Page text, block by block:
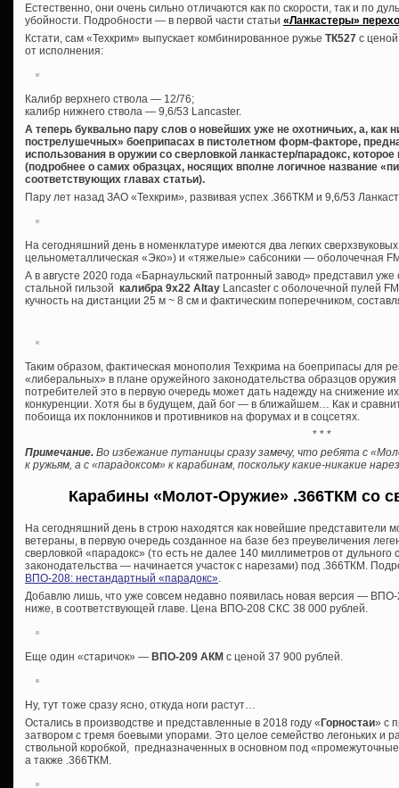
Естественно, они очень сильно отличаются как по скорости, так и по
убойности. Подробности — в первой части статьи «Ланкастеры»
Кстати, сам «Техкрим» выпускает комбинированное ружье ТК527 с
от исполнения:
Калибр верхнего ствола — 12/76;
калибр нижнего ствола — 9,6/53 Lancaster.
А теперь буквально пару слов о новейших уже не охотничьих, а, как
пострелушечных» боеприпасах в пистолетном форм-факторе,
использования в оружии со сверловкой ланкастер/парадокс,
(подробнее о самих образцах, носящих вполне логичное название
соответствующих главах статьи).
Пару лет назад ЗАО «Техкрим», развивая успех .366ТКМ и 9,6/53
На сегодняшний день в номенклатуре имеются два легких
цельнометаллическая «Эко») и «тяжелые» сабсоники — оболочечная
А в августе 2020 года «Барнаульский патронный завод» представил
стальной гильзой калибра 9х22 Altay Lancaster с оболочечной пулей
кучность на дистанции 25 м ~ 8 см и фактическим поперечником,
Таким образом, фактическая монополия Техкрима на боеприпасы для
«либеральных» в плане оружейного законодательства образцов
потребителей это в первую очередь может дать надежду на снижение
конкуренции. Хотя бы в будущем, дай бог — в ближайшем… Как и
побоища их поклонников и противников на форумах и в соцсетях.
* * *
Примечание. Во избежание путаницы сразу замечу, что ребята с
к ружьям, а с «парадоксом» к карабинам, поскольку какие-никакие
Карабины «Молот-Оружие» .366ТКМ со
На сегодняшний день в строю находятся как новейшие представители
ветераны, в первую очередь созданное на базе без преувеличения
сверловкой «парадокс» (то есть не далее 140 миллиметров от
законодательства — начинается участок с нарезами) под .366ТКМ.
ВПО-208: нестандартный «парадокс».
Добавлю лишь, что уже совсем недавно появилась новая версия —
ниже, в соответствующей главе. Цена ВПО-208 СКС 38 000 рублей.
Еще один «старичок» — ВПО-209 АКМ с ценой 37 900 рублей.
Ну, тут тоже сразу ясно, откуда ноги растут…
Остались в производстве и представленные в 2018 году « Горностаи» с
затвором с тремя боевыми упорами. Это целое семейство легоньких и
ствольной коробкой, предназначенных в основном под
а также .366ТКМ.